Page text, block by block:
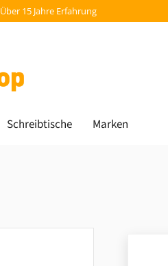
Über 15 Jahre Erfahrung
Schreibtische Marken